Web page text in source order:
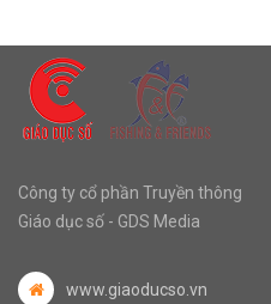
Công ty cổ phần Truyền thông
Giáo dục số - GDS Media
www.giaoducso.vn